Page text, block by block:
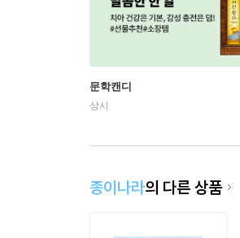
문학캔디
상시
종이나라의 다른 상품